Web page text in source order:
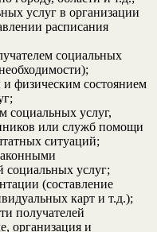
услуг в организации
расписания
социальных
и физическим состоянием
социальных услуг,
или служб помощи
ситуаций;
социальных услуг;
(составление
карт и т.д.);
получателей
организация и